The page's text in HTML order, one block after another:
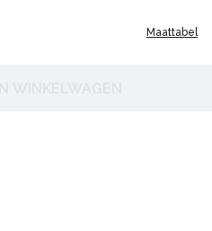
Maattabel